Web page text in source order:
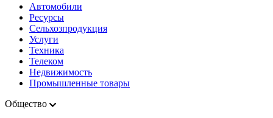
Автомобили
Ресурсы
Сельхозпродукция
Услуги
Техника
Телеком
Недвижимость
Промышленные товары
Общество